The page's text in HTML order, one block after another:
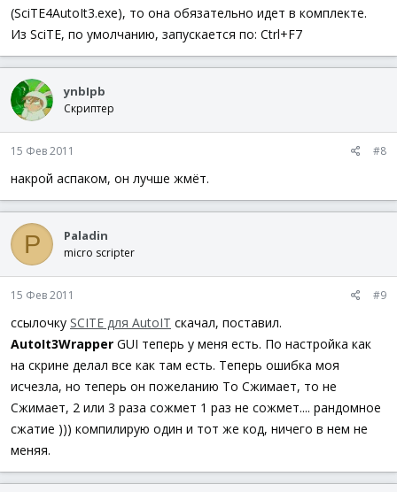
(SciTE4AutoIt3.exe), то она обязательно идет в комплекте.
Из SciTE, по умолчанию, запускается по: Ctrl+F7
ynbIpb
Скриптер
15 Фев 2011 #8
накрой аспаком, он лучше жмёт.
P Paladin
micro scripter
15 Фев 2011 #9
ссылочку SCITE для AutoIT скачал, поставил.
AutoIt3Wrapper GUI теперь у меня есть. По настройка как
на скрине делал все как там есть. Теперь ошибка моя
исчезла, но теперь он пожеланию То Сжимает, то не
Сжимает, 2 или 3 раза сожмет 1 раз не сожмет.... рандомное
сжатие ))) компилирую один и тот же код, ничего в нем не
меняя.